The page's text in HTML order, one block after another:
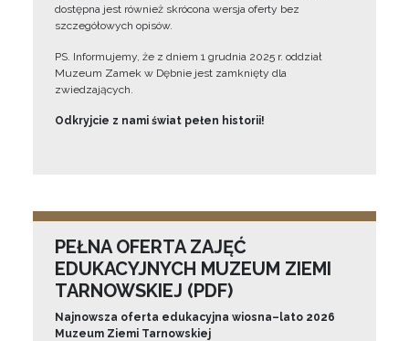
dostępna jest również skrócona wersja oferty bez
szczegółowych opisów.
PS. Informujemy, że z dniem 1 grudnia 2025 r. oddział
Muzeum Zamek w Dębnie jest zamknięty dla
zwiedzających.
Odkryjcie z nami świat pełen historii!
PEŁNA OFERTA ZAJĘĆ
EDUKACYJNYCH MUZEUM ZIEMI
TARNOWSKIEJ (PDF)
Najnowsza oferta edukacyjna wiosna–lato 2026
Muzeum Ziemi Tarnowskiej